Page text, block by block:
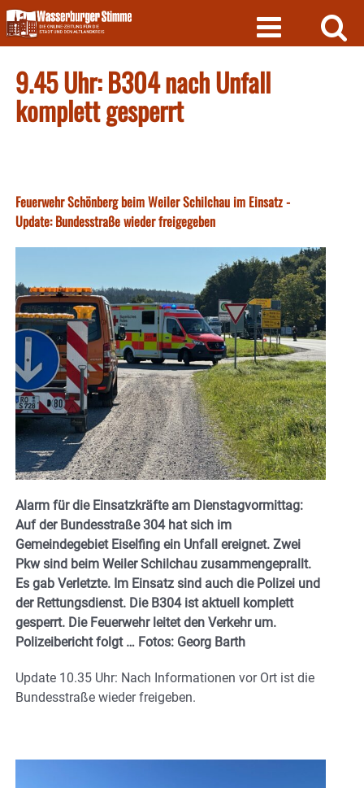
Skip
to
content
9.45 Uhr: B304 nach Unfall
komplett gesperrt
Feuerwehr Schönberg beim Weiler Schilchau im Einsatz -
Update: Bundesstraße wieder freigegeben
Alarm für die Einsatzkräfte am Dienstagvormittag:
Auf der Bundesstraße 304 hat sich im
Gemeindegebiet Eiselfing ein Unfall ereignet. Zwei
Pkw sind beim Weiler Schilchau zusammengeprallt.
Es gab Verletzte. Im Einsatz sind auch die Polizei und
der Rettungsdienst. Die B304 ist aktuell komplett
gesperrt. Die Feuerwehr leitet den Verkehr um.
Polizeibericht folgt … Fotos: Georg Barth
Update 10.35 Uhr: Nach Informationen vor Ort ist die
Bundesstraße wieder freigeben.